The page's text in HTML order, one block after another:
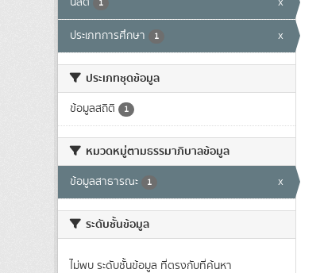
1
ประเภทการศึกษา 1 x
ประเภทชุดข้อมูล
ข้อมูลสถิติ 1
หมวดหมู่ตามธรรมาภิบาลข้อมูล
ข้อมูลสาธารณะ 1 x
ระดับชั้นข้อมูล
ไม่พบ ระดับชั้นข้อมูล ที่ตรงกับที่ค้นหา